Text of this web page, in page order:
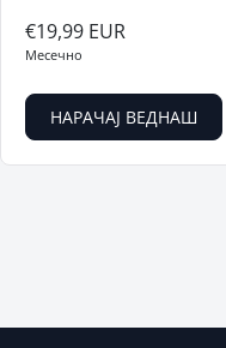
€19,99 EUR
Месечно
НАРАЧАЈ ВЕДНАШ